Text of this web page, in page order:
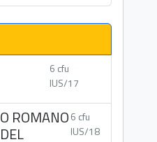
6 cfu
IUS/17
ROMANO6 cfu
IUS/18